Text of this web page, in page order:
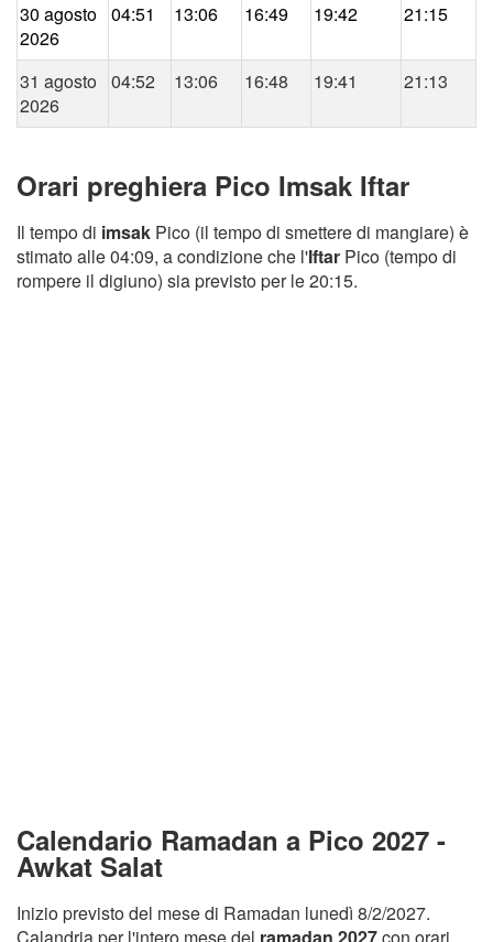
30 agosto
2026
04:51 13:06 16:49 19:42 21:15
31 agosto
2026
04:52 13:06 16:48 19:41 21:13
Orari preghiera Pico Imsak Iftar
Il tempo di imsak Pico (il tempo di smettere di mangiare) è
stimato alle 04:09, a condizione che l'Iftar Pico (tempo di
rompere il digiuno) sia previsto per le 20:15.
Calendario Ramadan a Pico 2027 -
Awkat Salat
Inizio previsto del mese di Ramadan lunedì 8/2/2027.
Calandria per l'intero mese del ramadan 2027con orari